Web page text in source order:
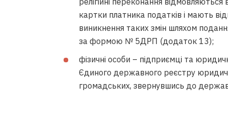
картки платника податків і мають
виникнення таких змін шляхом
за формою № 5ДРП (додаток 13);
фізичні особи – підприємці та
Єдиного державного реєстру
громадських, звернувшись до